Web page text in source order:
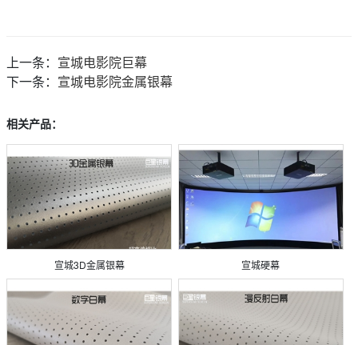
上一条： 宣城电影院巨幕
下一条： 宣城电影院金属银幕
相关产品：
宣城3D金属银幕 宣城硬幕